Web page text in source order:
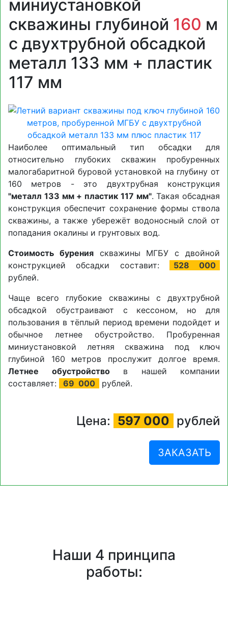
миниустановкой
скважины глубиной 160 м
с двухтрубной обсадкой
металл 133 мм + пластик
117 мм
Наиболее оптимальный тип обсадки для
относительно глубоких скважин пробуренных
малогабаритной буровой установкой на глубину от
160 метров - это двухтрубная конструкция
"металл 133 мм + пластик 117 мм". Такая обсадная
конструкция обеспечит сохранение формы ствола
скважины, а также убережёт водоносный слой от
попадания окалины и грунтовых вод.
Стоимость буренияскважины МГБУ с двойной
конструкцией обсадки составит:
528 000
рублей.
Чаще всего глубокие скважины с двухтрубной
обсадкой обустраивают с кессоном, но для
пользования в тёплый период времени подойдет и
обычное летнее обустройство. Пробуренная
миниустановкой летняя скважина под ключ
глубиной 160 метров прослужит долгое время.
Летнее обустройствов нашей компании
составляет:
69 000 рублей.
Цена: 597 000 рублей
ЗАКАЗАТЬ
Наши 4 принципа
работы: